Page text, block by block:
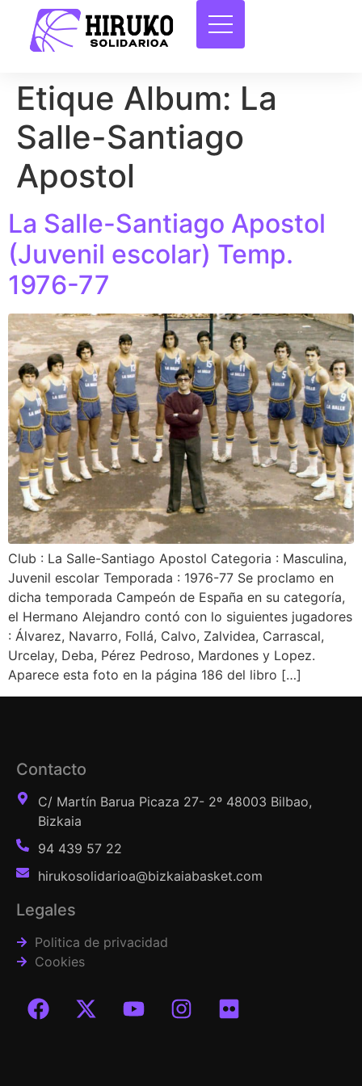
Etique Album: La
Salle-Santiago
Apostol
La Salle-Santiago Apostol
(Juvenil escolar) Temp.
1976-77
Club : La Salle-Santiago Apostol Categoria : Masculina,
Juvenil escolar Temporada : 1976-77 Se proclamo en
dicha temporada Campeón de España en su categoría,
el Hermano Alejandro contó con lo siguientes jugadores
: Álvarez, Navarro, Follá, Calvo, Zalvidea, Carrascal,
Urcelay, Deba, Pérez Pedroso, Mardones y Lopez.
Aparece esta foto en la página 186 del libro […]
Contacto
C/ Martín Barua Picaza 27- 2º 48003 Bilbao,
Bizkaia
94 439 57 22
hirukosolidarioa@bizkaiabasket.com
Legales
Politica de privacidad
Cookies